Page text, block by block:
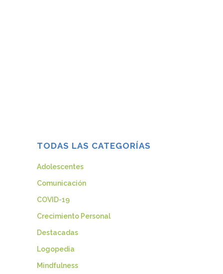
TODAS LAS CATEGORÍAS
Adolescentes
Comunicación
COVID-19
Crecimiento Personal
Destacadas
Logopedia
Mindfulness